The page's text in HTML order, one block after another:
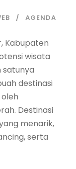
AGENDA
Kabupaten
wisata
satunya
destinasi
Destinasi
menarik,
serta